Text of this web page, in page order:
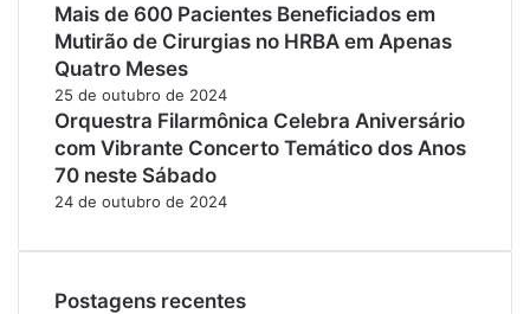
Mais de 600 Pacientes Beneficiados em
Mutirão de Cirurgias no HRBA em Apenas
Quatro Meses
25 de outubro de 2024
Orquestra Filarmônica Celebra Aniversário
com Vibrante Concerto Temático dos Anos
70 neste Sábado
24 de outubro de 2024
Postagens recentes